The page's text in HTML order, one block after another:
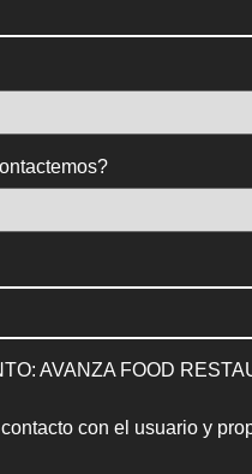
AVANZA FOOD
con el usuario y